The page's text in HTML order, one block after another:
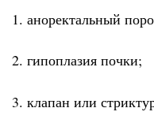
1. аноректальный
2. гипоплазия почки;
3. клапан или